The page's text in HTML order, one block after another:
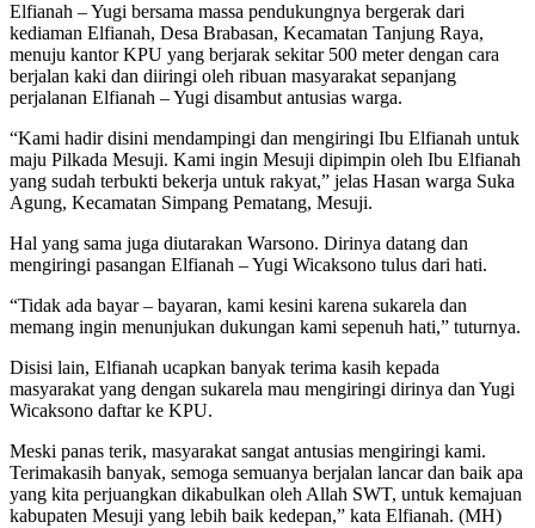
Elfianah – Yugi bersama massa pendukungnya bergerak dari
kediaman Elfianah, Desa Brabasan, Kecamatan Tanjung Raya,
menuju kantor KPU yang berjarak sekitar 500 meter dengan cara
berjalan kaki dan diiringi oleh ribuan masyarakat sepanjang
perjalanan Elfianah – Yugi disambut antusias warga.
“Kami hadir disini mendampingi dan mengiringi Ibu Elfianah untuk
maju Pilkada Mesuji. Kami ingin Mesuji dipimpin oleh Ibu Elfianah
yang sudah terbukti bekerja untuk rakyat,” jelas Hasan warga Suka
Agung, Kecamatan Simpang Pematang, Mesuji.
Hal yang sama juga diutarakan Warsono. Dirinya datang dan
mengiringi pasangan Elfianah – Yugi Wicaksono tulus dari hati.
“Tidak ada bayar – bayaran, kami kesini karena sukarela dan
memang ingin menunjukan dukungan kami sepenuh hati,” tuturnya.
Disisi lain, Elfianah ucapkan banyak terima kasih kepada
masyarakat yang dengan sukarela mau mengiringi dirinya dan Yugi
Wicaksono daftar ke KPU.
Meski panas terik, masyarakat sangat antusias mengiringi kami.
Terimakasih banyak, semoga semuanya berjalan lancar dan baik apa
yang kita perjuangkan dikabulkan oleh Allah SWT, untuk kemajuan
kabupaten Mesuji yang lebih baik kedepan,” kata Elfianah. (MH)